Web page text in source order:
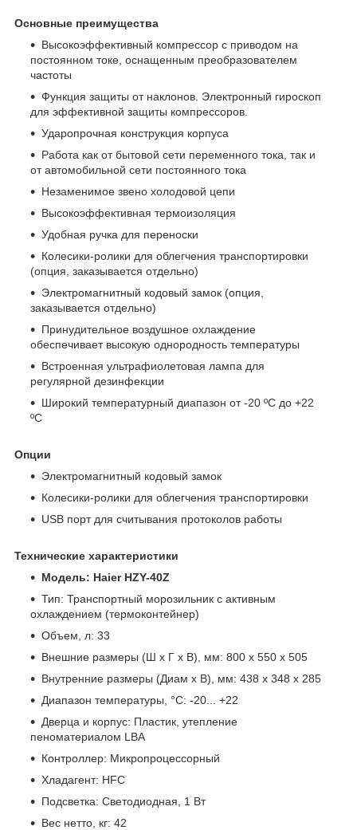
Основные преимущества
Высокоэффективный компрессор с приводом на
постоянном токе, оснащенным преобразователем
частоты
Функция защиты от наклонов. Электронный гироскоп
для эффективной защиты компрессоров.
Ударопрочная конструкция корпуса
Работа как от бытовой сети переменного тока, так и
от автомобильной сети постоянного тока
Незаменимое звено холодовой цепи
Высокоэффективная термоизоляция
Удобная ручка для переноски
Колесики-ролики для облегчения транспортировки
(опция, заказывается отдельно)
Электромагнитный кодовый замок (опция,
заказывается отдельно)
Принудительное воздушное охлаждение
обеспечивает высокую однородность температуры
Встроенная ультрафиолетовая лампа для
регулярной дезинфекции
Широкий температурный диапазон от -20 ºС до +22
ºС
Опции
Электромагнитный кодовый замок
Колесики-ролики для облегчения транспортировки
USB порт для считывания протоколов работы
Технические характеристики
Модель: Haier HZY-40Z
Тип: Транспортный морозильник с активным
охлаждением (термоконтейнер)
Объем, л: 33
Внешние размеры (Ш х Г х В), мм: 800 х 550 х 505
Внутренние размеры (Диам х В), мм: 438 х 348 х 285
Диапазон температуры, °С: -20... +22
Дверца и корпус: Пластик, утепление
пеноматериалом LBA
Контроллер: Микропроцессорный
Хладагент: HFC
Подсветка: Светодиодная, 1 Вт
Вес нетто, кг: 42